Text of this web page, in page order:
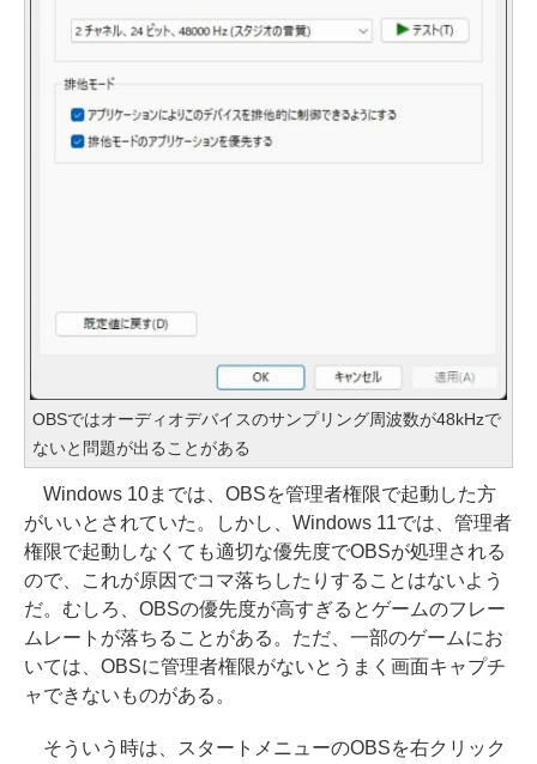
OBSではオーディオデバイスのサンプリング周波数が48kHzで
ないと問題が出ることがある
Windows 10までは、OBSを管理者権限で起動した方
がいいとされていた。しかし、Windows 11では、管理者
権限で起動しなくても適切な優先度でOBSが処理される
ので、これが原因でコマ落ちしたりすることはないよう
だ。むしろ、OBSの優先度が高すぎるとゲームのフレー
ムレートが落ちることがある。ただ、一部のゲームにお
いては、OBSに管理者権限がないとうまく画面キャプチ
ャできないものがある。
そういう時は、スタートメニューのOBSを右クリック